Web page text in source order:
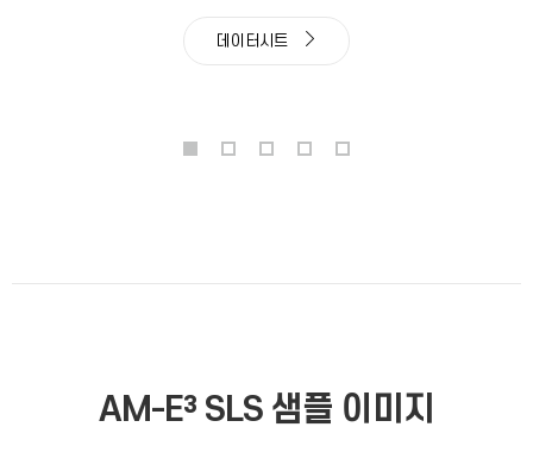
데이터시트
AM-E³ SLS 샘플 이미지